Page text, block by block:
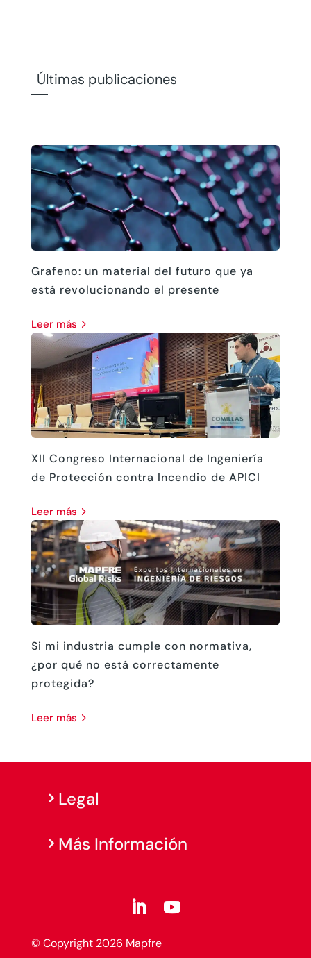
Últimas publicaciones
Grafeno: un material del futuro que ya
está revolucionando el presente
leer más
XII Congreso Internacional de Ingeniería
de Protección contra Incendio de APICI
leer más
Si mi industria cumple con normativa,
¿por qué no está correctamente
protegida?
leer más
Legal
Más Información
© Copyright 2026 Mapfre